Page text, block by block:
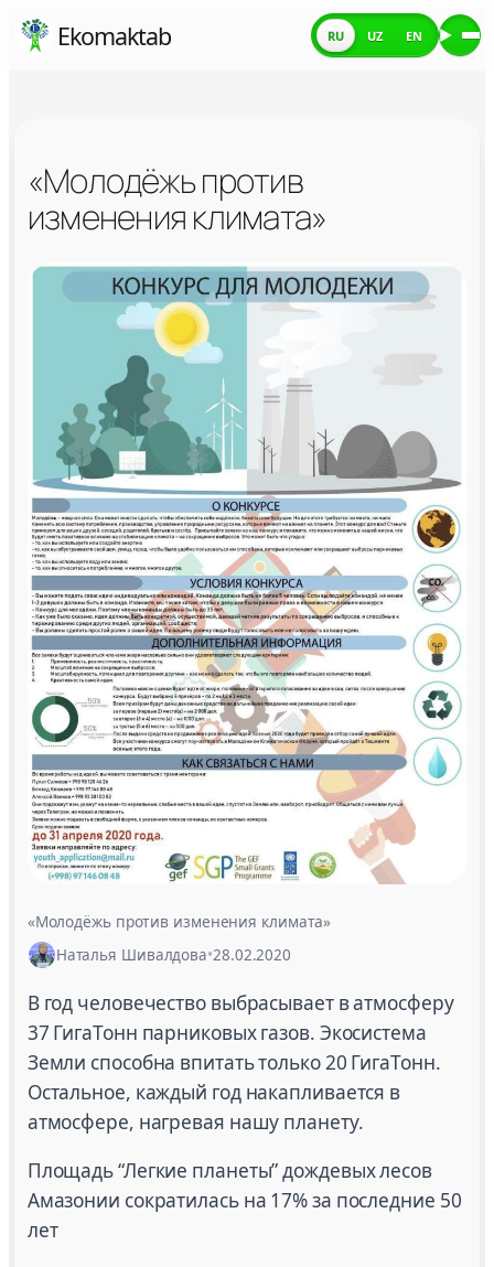
Skip Ekomaktab RU UZ EN
«Молодёжь против
изменения климата»
«Молодёжь против изменения климата»
Наталья Шивалдова•28.02.2020
В год человечество выбрасывает в атмосферу
37 ГигаТонн парниковых газов. Экосистема
Земли способна впитать только 20 ГигаТонн.
Остальное, каждый год накапливается в
атмосфере, нагревая нашу планету.
Площадь “Легкие планеты” дождевых лесов
Амазонии сократилась на 17% за последние 50
лет